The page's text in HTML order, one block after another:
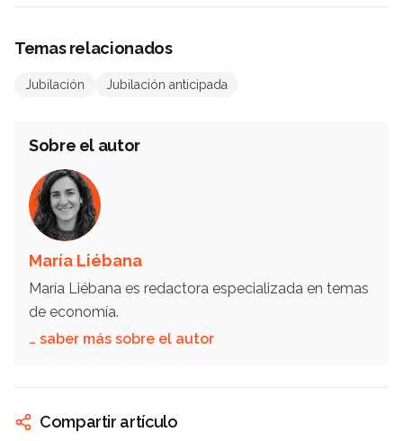
Temas relacionados
Jubilación Jubilación anticipada
Sobre el autor
María Liébana
María Liébana es redactora especializada en temas
de economía.
… saber más sobre el autor
Compartir artículo